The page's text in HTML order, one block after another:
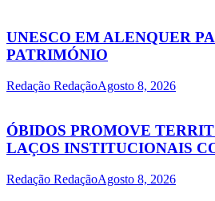
UNESCO EM ALENQUER
PATRIMÓNIO
Redação RedaçãoAgosto 8, 2026
ÓBIDOS PROMOVE
LAÇOS INSTITUCIONAIS
Redação RedaçãoAgosto 8, 2026